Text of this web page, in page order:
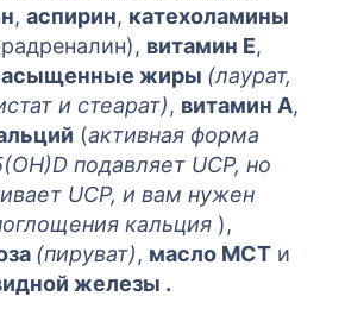
, аспирин, катехоламины
витамин Е,
жиры (лаурат,
и стеарат), витамин А,
(активная форма
подавляет UCP, но
UCP, и вам нужен
кальция ),
(пируват), масло MCT и
железы .